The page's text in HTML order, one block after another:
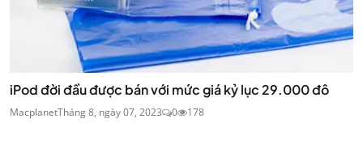
iPod đời đầu được bán với mức giá kỷ lục 29.000 đô
MacplanetTháng 8, ngày 07, 2023 0 178